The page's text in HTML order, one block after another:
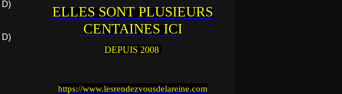
ELLES SONT PLUSIEURS
CENTAINES ICI
DEPUIS 2008
https://www.lesrendezvousdelareine.com